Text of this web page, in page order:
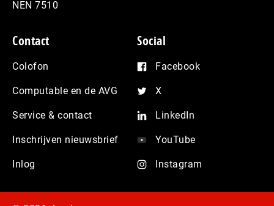
NEN 7510
Contact
Colofon
Computable en de AVG
Service & contact
Inschrijven nieuwsbrief
Inlog
Social
Facebook
X
LinkedIn
YouTube
Instagram